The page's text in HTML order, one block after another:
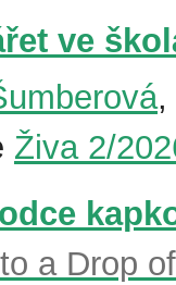
ve
,
Živa 2/
a Drop